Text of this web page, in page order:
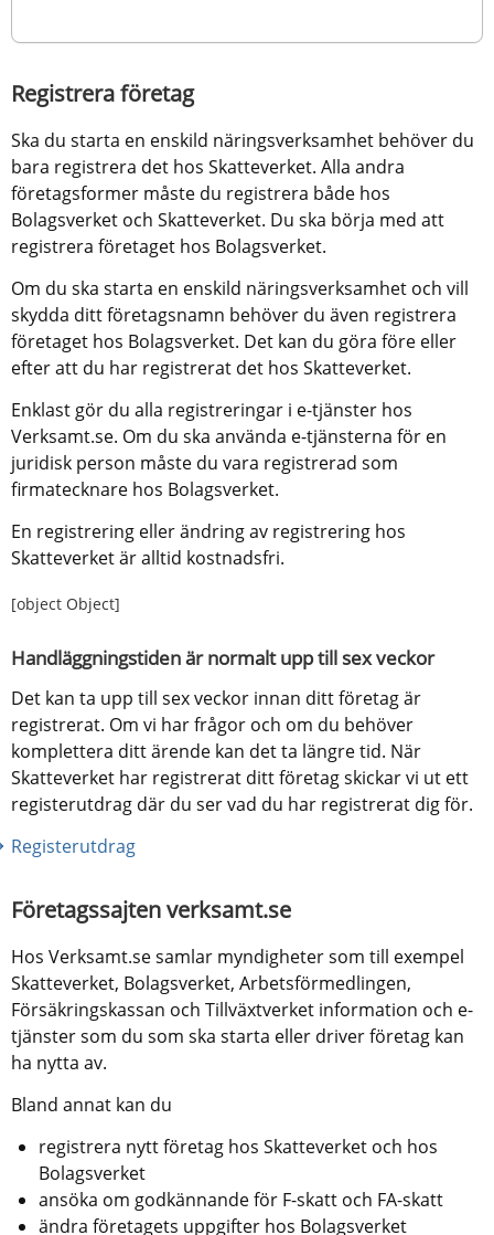
Registrera företag
Ska du starta en enskild näringsverksamhet behöver du
bara registrera det hos Skatteverket. Alla andra
företagsformer måste du registrera både hos
Bolagsverket och Skatteverket. Du ska börja med att
registrera företaget hos Bolagsverket.
Om du ska starta en enskild näringsverksamhet och vill
skydda ditt företagsnamn behöver du även registrera
företaget hos Bolagsverket. Det kan du göra före eller
efter att du har registrerat det hos Skatteverket.
Enklast gör du alla registreringar i e-tjänster hos
Verksamt.se. Om du ska använda e-tjänsterna för en
juridisk person måste du vara registrerad som
firmatecknare hos Bolagsverket.
En registrering eller ändring av registrering hos
Skatteverket är alltid kostnadsfri.
[object Object]
Handläggningstiden är normalt upp till sex veckor
Det kan ta upp till sex veckor innan ditt företag är
registrerat. Om vi har frågor och om du behöver
komplettera ditt ärende kan det ta längre tid. När
Skatteverket har registrerat ditt företag skickar vi ut ett
registerutdrag där du ser vad du har registrerat dig för.
Registerutdrag
Företagssajten verksamt.se
Hos Verksamt.se samlar myndigheter som till exempel
Skatteverket, Bolagsverket, Arbetsförmedlingen,
Försäkringskassan och Tillväxtverket information och e-
tjänster som du som ska starta eller driver företag kan
ha nytta av.
Bland annat kan du
registrera nytt företag hos Skatteverket och hos
Bolagsverket
ansöka om godkännande för F-skatt och FA-skatt
ändra företagets uppgifter hos Bolagsverket